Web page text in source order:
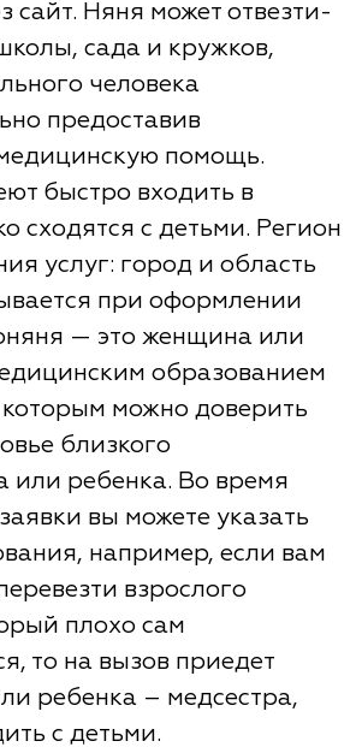
сайт. Няня может отвезти-
сада и кружков,
человека
предоставив
помощь.
быстро входить в
сходятся с детьми. Регион
услуг: город и область
при оформлении
— это женщина или
образованием
можно доверить
близкого
или ребенка. Во время
вы можете указать
например, если вам
взрослого
плохо сам
то на вызов приедет
ребенка – медсестра,
с детьми.